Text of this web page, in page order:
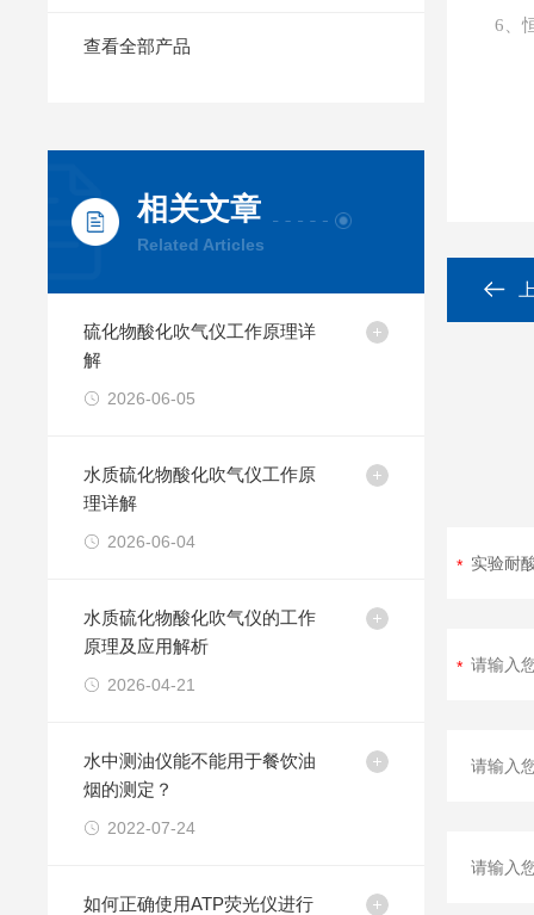
查看全部产品
相关文章
Related Articles
硫化物酸化吹气仪工作原理详
解
2026-06-05
水质硫化物酸化吹气仪工作原
理详解
2026-06-04
水质硫化物酸化吹气仪的工作
原理及应用解析
2026-04-21
水中测油仪能不能用于餐饮油
烟的测定？
2022-07-24
如何正确使用ATP荧光仪进行
6、